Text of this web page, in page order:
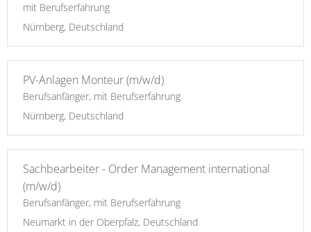
mit Berufserfahrung
Nürnberg, Deutschland
PV-Anlagen Monteur (m/w/d)
Berufsanfänger, mit Berufserfahrung
Nürnberg, Deutschland
Sachbearbeiter - Order Management international
(m/w/d)
Berufsanfänger, mit Berufserfahrung
Neumarkt in der Oberpfalz, Deutschland